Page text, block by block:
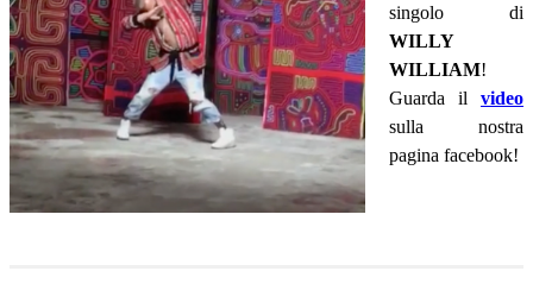
singolo di
WILLY
WILLIAM!
Guarda il video
sulla nostra
pagina facebook!